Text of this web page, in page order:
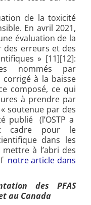
de la toxicité
En avril 2021,
évaluation de la
des erreurs et des
» [11][12]:
nommés par
corrigé à la baisse
composé, ce qui
à prendre par
soutenue par des
publié (l’OSTP a
cadre pour le
dans les
à l’abri des
notre article dans
des PFAS
au Canada